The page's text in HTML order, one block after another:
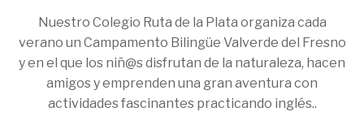
Nuestro Colegio Ruta de la Plata organiza cada
verano un Campamento Bilingüe Valverde del Fresno
y en el que los niñ@s disfrutan de la naturaleza, hacen
amigos y emprenden una gran aventura con
actividades fascinantes practicando inglés..